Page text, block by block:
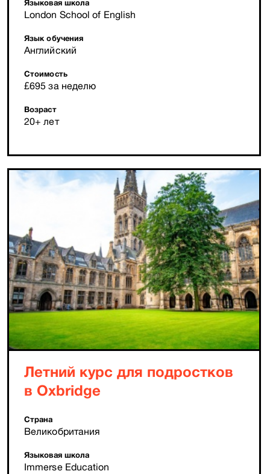
Языковая школа
London School of English
Язык обучения
Английский
Стоимость
£695 за неделю
Возраст
20+ лет
Летний курс для подростков
в Oxbridge
Страна
Великобритания
Языковая школа
Immerse Education